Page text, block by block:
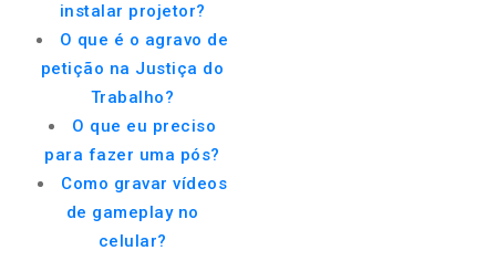
instalar projetor?
O que é o agravo de
petição na Justiça do
Trabalho?
O que eu preciso
para fazer uma pós?
Como gravar vídeos
de gameplay no
celular?